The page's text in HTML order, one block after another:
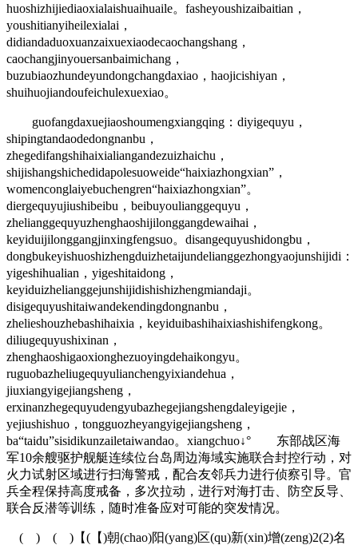
huoshizhijiediaoxialaishuaihuaile。fasheyoushizaibaitian，
youshitianyiheilexialai，
didiandaduoxuanzaixuexiaodecaochangshang，
caochangjinyouersanbaimichang，
buzubiaozhundeyundongchangdaxiao，haojicishiyan，
shuihuojiandoufeichulexuexiao。
guofangdaxuejiaoshoumengxiangqing：diyigequyu，
shipingtandaodedongnanbu，
zhegedifangshihaixialiangandezuizhaichu，
shijishangshichedidapolesuoweide“haixiazhongxian”，
womenconglaiyebuchengren“haixiazhongxian”。
diergequyujiushibeibu，beibuyoulianggequyu，
zhelianggequyuzhenghaoshijilonggangdewaihai，
keyiduijilonggangjinxingfengsuo。disangequyushidongbu，
dongbukeyishuoshizhengduizhetaijundelianggezhongyaojunshijidi：
yigeshihualian，yigeshitaidong，
keyiduizhelianggejunshijidishishizhengmiandaji。
disigequyushitaiwandekendingdongnanbu，
zhelieshouzhebashihaixia，keyiduibashihaixiashishifengkong。
diliugequyushixinan，
zhenghaoshigaoxionghezuoyingdehaikongyu。
ruguobazheliugequyulianchengyixiandehua，
jiuxiangyigejiangsheng，
erxinanzhegequyudengyubazhegejiangshengdaleyigejie，
yejiushishuo，tongguozheyangyigejiangsheng，
ba“taidu”sisidikunzailetaiwandao。xiangchuo↓° 东部战区海
军10余艘驱护舰艇连续位台岛周边海域实施联合封控行动，对
火力试射区域进行扫海警戒，配合友邻兵力进行侦察引导。官
兵全程保持高度戒备，多次拉动，进行对海打击、防空反导、
联合反潜等训练，随时准备应对可能的突发情况。
( ) ( )【(【)朝(chao)阳(yang)区(qu)新(xin)增(zeng)2(2)名